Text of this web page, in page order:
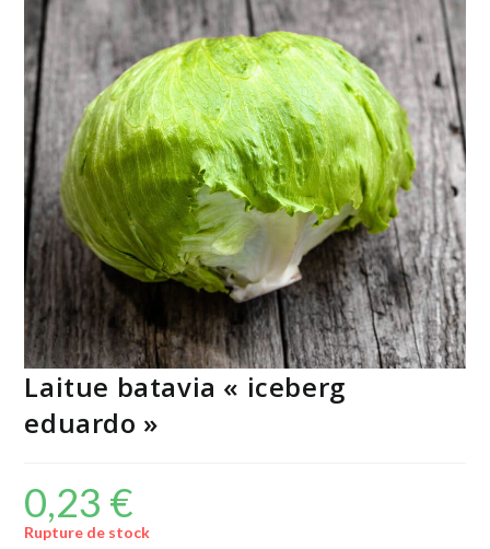
Laitue batavia « iceberg
eduardo »
0,23 €
Rupture de stock